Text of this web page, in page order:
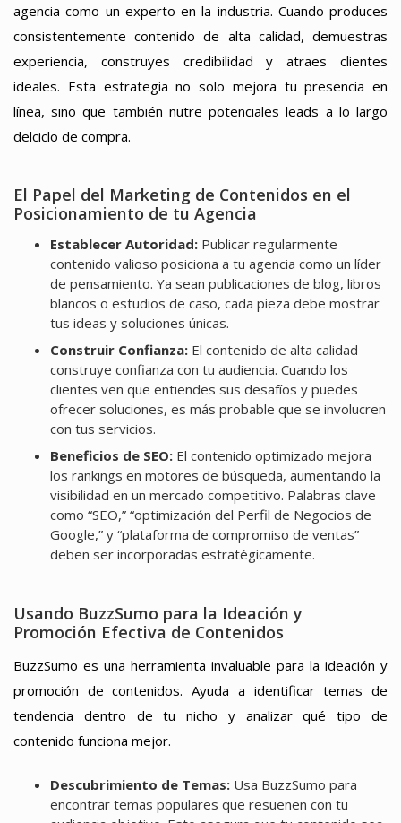
agencia como un experto en la industria. Cuando produces
consistentemente contenido de alta calidad, demuestras
experiencia, construyes credibilidad y atraes clientes
ideales. Esta estrategia no solo mejora tu presencia en
línea, sino que también nutre potenciales leads a lo largo
delciclo de compra.
El Papel del Marketing de Contenidos en el
Posicionamiento de tu Agencia
Establecer Autoridad:Publicar regularmente
contenido valioso posiciona a tu agencia como un líder
de pensamiento. Ya sean publicaciones de blog, libros
blancos o estudios de caso, cada pieza debe mostrar
tus ideas y soluciones únicas.
Construir Confianza:El contenido de alta calidad
construye confianza con tu audiencia. Cuando los
clientes ven que entiendes sus desafíos y puedes
ofrecer soluciones, es más probable que se involucren
con tus servicios.
Beneficios de SEO:El contenido optimizado mejora
los rankings en motores de búsqueda, aumentando la
visibilidad en un mercado competitivo. Palabras clave
como “SEO,” “optimización del Perfil de Negocios de
Google,” y “plataforma de compromiso de ventas”
deben ser incorporadas estratégicamente.
Usando BuzzSumo para la Ideación y
Promoción Efectiva de Contenidos
BuzzSumo es una herramienta invaluable para la ideación y
promoción de contenidos. Ayuda a identificar temas de
tendencia dentro de tu nicho y analizar qué tipo de
contenido funciona mejor.
Descubrimiento de Temas:Usa BuzzSumo para
encontrar temas populares que resuenen con tu